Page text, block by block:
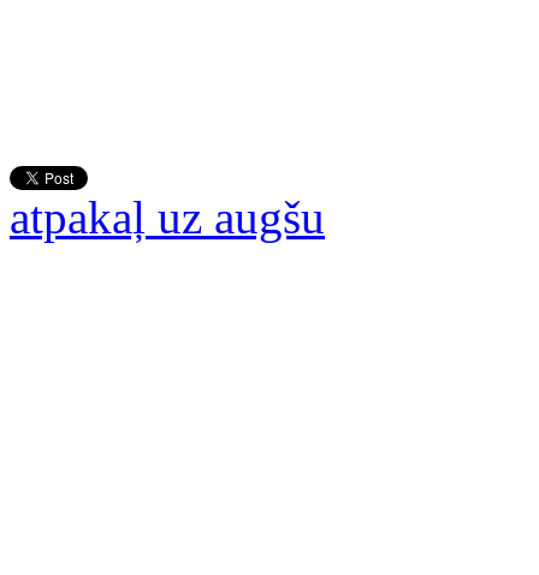
atpakaļ uz augšu